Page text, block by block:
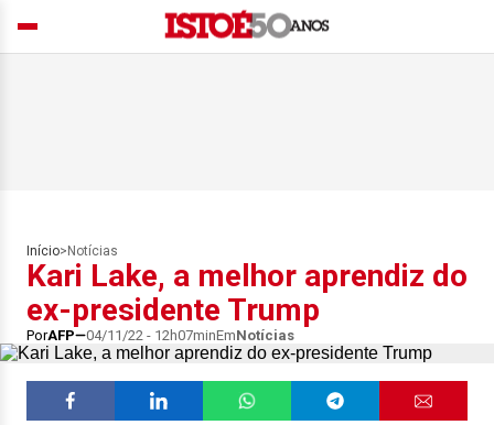
Início> Notícias
Kari Lake, a melhor aprendiz do
ex-presidente Trump
PorAFP 04/11/22 - 12h07minEmNotícias